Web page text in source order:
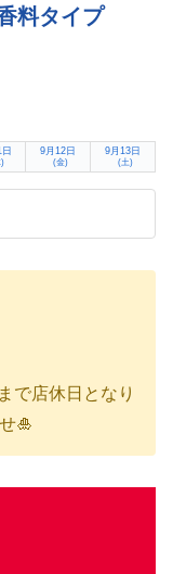
料タイプ
9月12日
(金)
9月13日
(土)
で店休日となり
🎍